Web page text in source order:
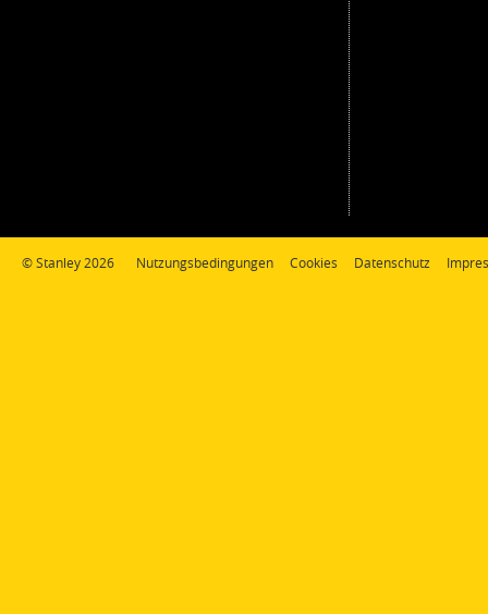
© Stanley 2026 Nutzungsbedingungen Cookies Datenschutz